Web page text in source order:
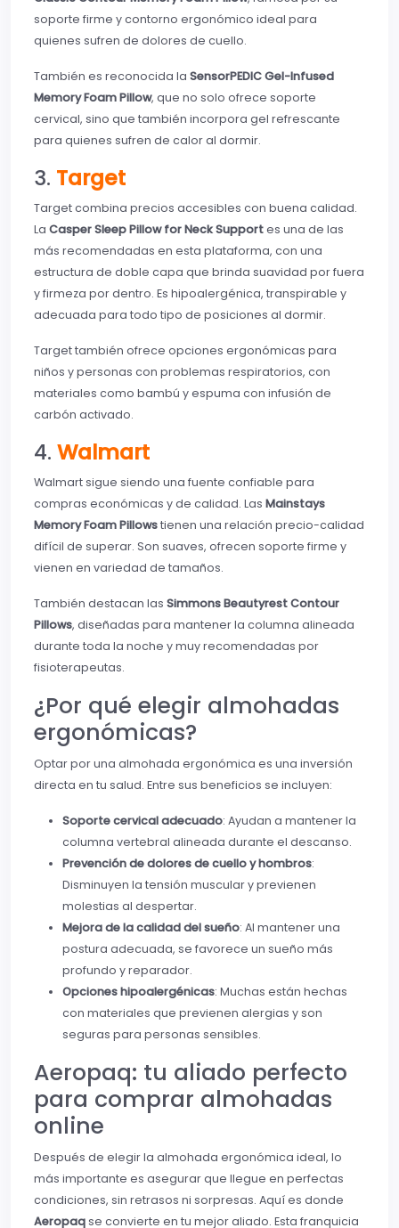
soporte firme y contorno ergonómico ideal para
quienes sufren de dolores de cuello.
También es reconocida la SensorPEDIC Gel-Infused
Memory Foam Pillow, que no solo ofrece soporte
cervical, sino que también incorpora gel refrescante
para quienes sufren de calor al dormir.
3. Target
Target combina precios accesibles con buena calidad.
La Casper Sleep Pillow for Neck Supportes una de las
más recomendadas en esta plataforma, con una
estructura de doble capa que brinda suavidad por fuera
y firmeza por dentro. Es hipoalergénica, transpirable y
adecuada para todo tipo de posiciones al dormir.
Target también ofrece opciones ergonómicas para
niños y personas con problemas respiratorios, con
materiales como bambú y espuma con infusión de
carbón activado.
4. Walmart
Walmart sigue siendo una fuente confiable para
compras económicas y de calidad. Las Mainstays
Memory Foam Pillowstienen una relación precio-calidad
difícil de superar. Son suaves, ofrecen soporte firme y
vienen en variedad de tamaños.
También destacan las Simmons Beautyrest Contour
Pillows, diseñadas para mantener la columna alineada
durante toda la noche y muy recomendadas por
fisioterapeutas.
¿Por qué elegir almohadas
ergonómicas?
Optar por una almohada ergonómica es una inversión
directa en tu salud. Entre sus beneficios se incluyen:
Soporte cervical adecuado: Ayudan a mantener la
columna vertebral alineada durante el descanso.
Prevención de dolores de cuello y hombros:
Disminuyen la tensión muscular y previenen
molestias al despertar.
Mejora de la calidad del sueño: Al mantener una
postura adecuada, se favorece un sueño más
profundo y reparador.
Opciones hipoalergénicas: Muchas están hechas
con materiales que previenen alergias y son
seguras para personas sensibles.
Aeropaq: tu aliado perfecto
para comprar almohadas
online
Después de elegir la almohada ergonómica ideal, lo
más importante es asegurar que llegue en perfectas
condiciones, sin retrasos ni sorpresas. Aquí es donde
Aeropaqse convierte en tu mejor aliado. Esta franquicia